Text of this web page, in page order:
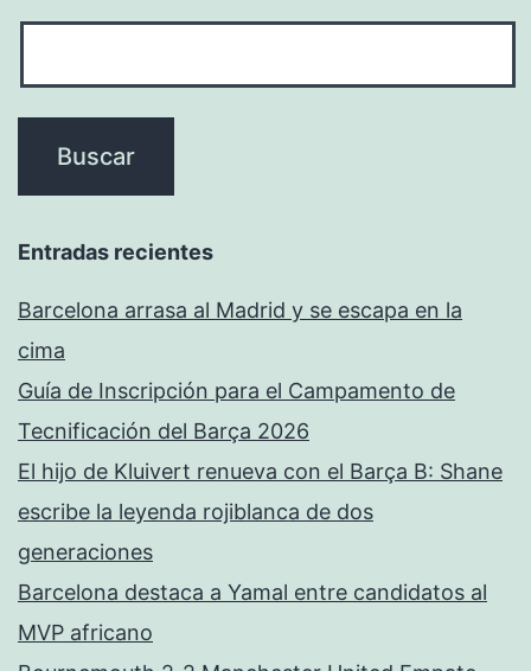
Entradas recientes
Barcelona arrasa al Madrid y se escapa en la
cima
Guía de Inscripción para el Campamento de
Tecnificación del Barça 2026
El hijo de Kluivert renueva con el Barça B: Shane
escribe la leyenda rojiblanca de dos
generaciones
Barcelona destaca a Yamal entre candidatos al
MVP africano